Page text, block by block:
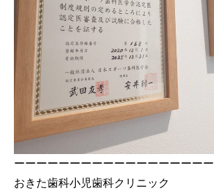
ーーーーーーーーーーーーーーーーーー
おきた歯科小児歯科クリニック